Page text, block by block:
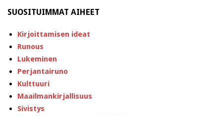
SUOSITUIMMAT AIHEET
Kirjoittamisen ideat
Runous
Lukeminen
Perjantairuno
Kulttuuri
Maailmankirjallisuus
Sivistys